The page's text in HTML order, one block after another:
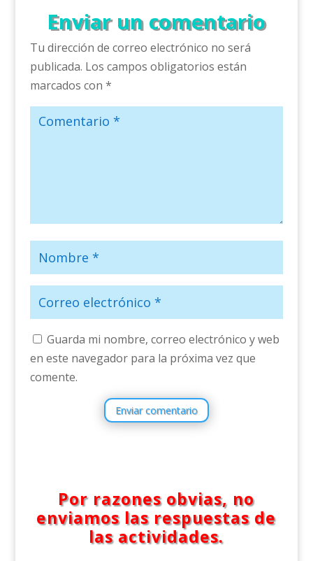
Enviar un comentario
Tu dirección de correo electrónico no será
publicada. Los campos obligatorios están
marcados con *
Guarda mi nombre, correo electrónico y web
en este navegador para la próxima vez que
comente.
Enviar comentario
Por razones obvias, no
enviamos las respuestas de
las actividades.